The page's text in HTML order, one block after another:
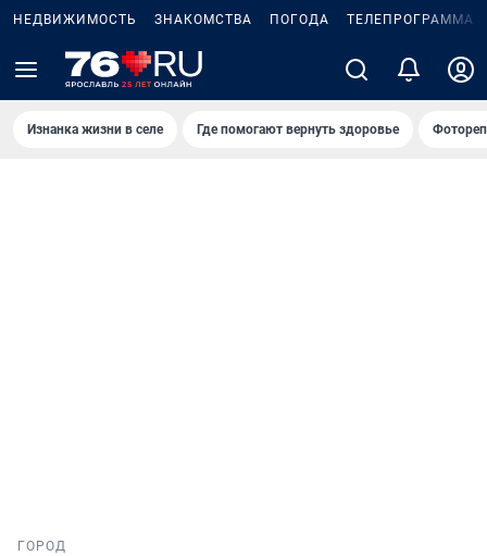
НЕДВИЖИМОСТЬ ЗНАКОМСТВА ПОГОДА ТЕЛЕПРОГРАММА
Изнанка жизни в селе Где помогают вернуть здоровье
ГОРОД